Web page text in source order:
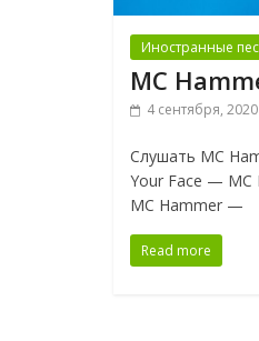
Иностранные
MC
4 сентября, 2020
Слушать MC
Your Face — MC
MC Hammer —
Read more